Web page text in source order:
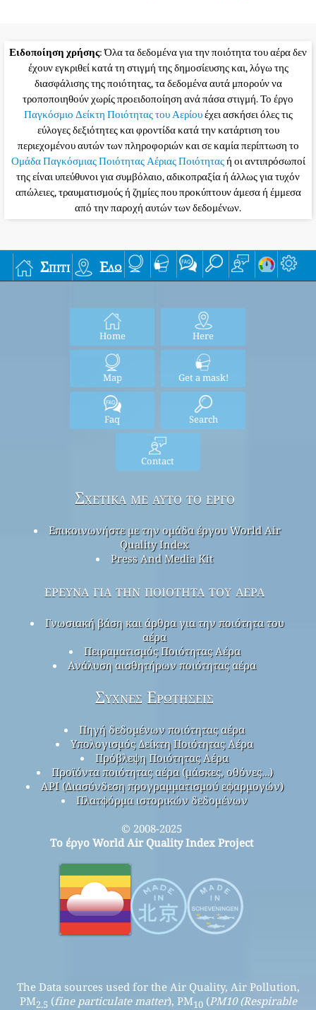
Ειδοποίηση χρήσης: Όλα τα δεδομένα για την ποιότητα του αέρα δεν
έχουν εγκριθεί κατά τη στιγμή της δημοσίευσης και, λόγω της
διασφάλισης της ποιότητας, τα δεδομένα αυτά μπορούν να
τροποποιηθούν χωρίς προειδοποίηση ανά πάσα στιγμή. Το έργο
Παγκόσμιο Δείκτη Ποιότητας του Αερίουέχει ασκήσει όλες τις
εύλογες δεξιότητες και φροντίδα κατά την κατάρτιση του
περιεχομένου αυτών των πληροφοριών και σε καμία περίπτωση το
Ομάδα Παγκόσμιας Ποιότητας Αέριας Ποιότηταςή οι αντιπρόσωποί
της είναι υπεύθυνοι για συμβόλαιο, αδικοπραξία ή άλλως για τυχόν
απώλειες, τραυματισμούς ή ζημίες που προκύπτουν άμεσα ή έμμεσα
από την παροχή αυτών των δεδομένων.
Σπίτι Εδώ
Home Here
Map Get a mask!
Faq Search
Contact
Σχετικά με αυτό το έργο
Επικοινωνήστε με την ομάδα έργου World Air
Quality Index
Press And Media Kit
έρευνα για την ποιότητα του αέρα
Γνωσιακή βάση και άρθρα για την ποιότητα του
αέρα
Πειραματισμός Ποιότητας Αέρα
Ανάλυση αισθητήρων ποιότητας αέρα
Συχνές Ερωτήσεις
Πηγή δεδομένων ποιότητας αέρα
Υπολογισμός Δείκτη Ποιότητας Αέρα
Πρόβλεψη Ποιότητας Αέρα
Προϊόντα ποιότητας αέρα (μάσκες, οθόνες…)
API (Διασύνδεση προγραμματισμού εφαρμογών)
Πλατφόρμα ιστορικών δεδομένων
© 2008-2025
Το έργο World Air Quality Index Project
The Data sources used for the Air Quality, Air Pollution,
PM2.5 (fine particulate matter), PM10(PM10 (Respirable